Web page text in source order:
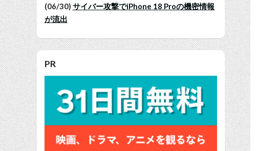
(06/30) サイバー攻撃でiPhone 18 Proの機密情報
が流出
PR